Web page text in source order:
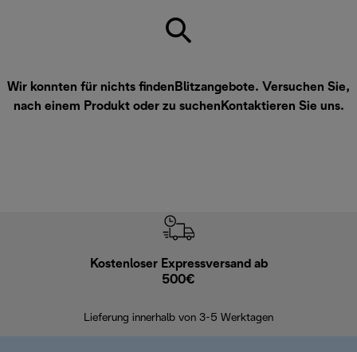
Wir konnten für nichts findenBlitzangebote. Versuchen Sie,
nach einem Produkt oder zu suchen Kontaktieren Sie uns.
Kostenloser Expressversand ab
500€
Lieferung innerhalb von 3-5 Werktagen